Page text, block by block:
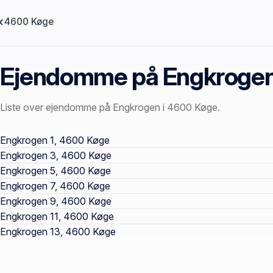
4600 Køge
Ejendomme på
Liste over ejendomme på Engkrogen i 4600 Køge.
Offentlige ejendomssider
Engkrogen 1, 4600 Køge
Engkrogen 3, 4600 Køge
Engkrogen 5, 4600 Køge
Engkrogen 7, 4600 Køge
Engkrogen 9, 4600 Køge
Engkrogen 11, 4600 Køge
Engkrogen 13, 4600 Køge